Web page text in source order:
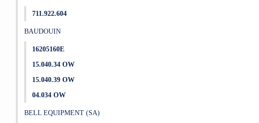
711.922.604
BAUDOUIN
16205160E
15.040.34 OW
15.040.39 OW
04.034 OW
BELL EQUIPMENT (SA)